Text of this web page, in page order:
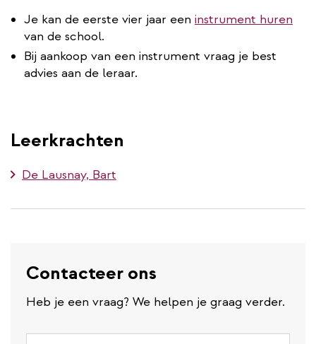
Je kan de eerste vier jaar een instrument huren
van de school.
Bij aankoop van een instrument vraag je best
advies aan de leraar.
Leerkrachten
De Lausnay, Bart
Contacteer ons
Heb je een vraag? We helpen je graag verder.